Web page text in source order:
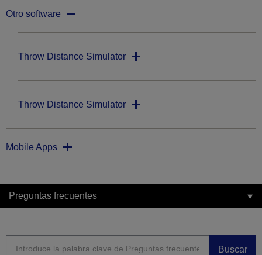
Otro software
Throw Distance Simulator
Throw Distance Simulator
Mobile Apps
Preguntas frecuentes
Buscar